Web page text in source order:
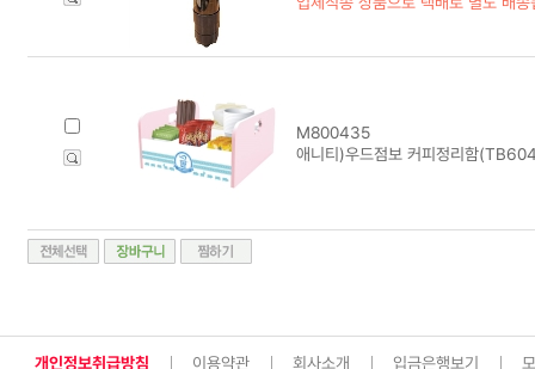
M800435
애니티)우드점보 커피정리함
개인정보취급방침 이용약관 회사소개 입금은행보기